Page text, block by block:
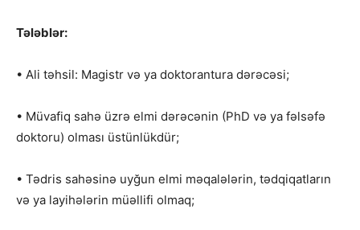
Tələblər:
• Ali təhsil: Magistr və ya doktorantura dərəcəsi;
• Müvafiq sahə üzrə elmi dərəcənin (PhD və ya fəlsəfə
doktoru) olması üstünlükdür;
• Tədris sahəsinə uyğun elmi məqalələrin, tədqiqatların
və ya layihələrin müəllifi olmaq;